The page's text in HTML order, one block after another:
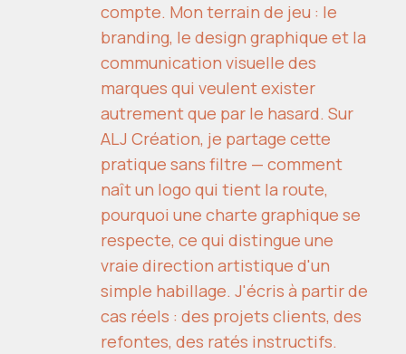
compte. Mon terrain de jeu : le
branding, le design graphique et la
communication visuelle des
marques qui veulent exister
autrement que par le hasard. Sur
ALJ Création, je partage cette
pratique sans filtre — comment
naît un logo qui tient la route,
pourquoi une charte graphique se
respecte, ce qui distingue une
vraie direction artistique d'un
simple habillage. J'écris à partir de
cas réels : des projets clients, des
refontes, des ratés instructifs.